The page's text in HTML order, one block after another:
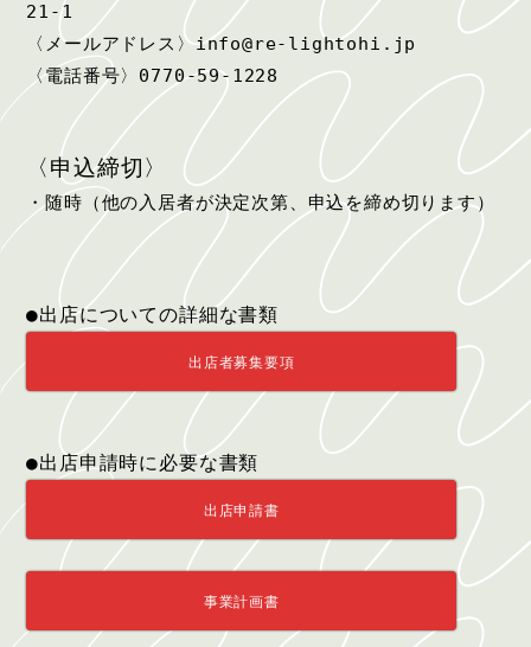
21-1
〈メールアドレス〉info@re-lightohi.jp
〈電話番号〉0770-59-1228
〈申込締切〉
・随時（他の入居者が決定次第、申込を締め切ります）
●出店についての詳細な書類
出店者募集要項
●出店申請時に必要な書類
出店申請書
事業計画書